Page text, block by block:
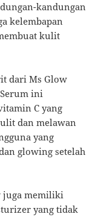
kandungan
kelembapan
kulit
dari Ms Glow
ini
C yang
dan melawan
yang
glowing setelah
juga memiliki
yang tidak